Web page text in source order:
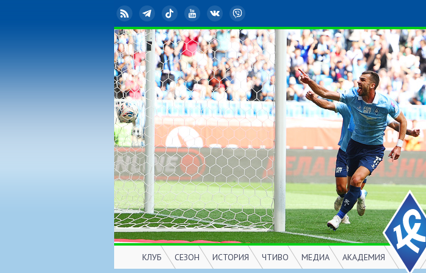
RSS TelegramTikTok YouTubeВКонтакте
КЛУБ
СЕЗОН
ИСТОРИЯ
ЧТИВО
МЕДИА
АКАДЕМИЯ